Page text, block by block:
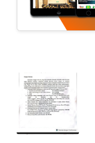
SERBA-
SERBI
OPINI
Informasi